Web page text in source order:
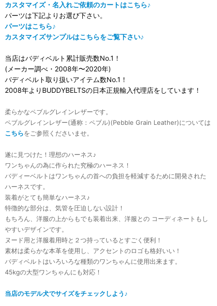
カスタマイズ・名入れご依頼のカートはこちら♪
パーツは下記よりお選び下さい。
パーツはこちら♪
カスタマイズサンプルはこちらをご覧下さい♪
当店はバディベルト累計販売数No.1！
(メーカー調べ・2008年〜2020年)
バディベルト取り扱いアイテム数No.1！
2008年よりBUDDYBELTSの日本正規輸入代理店をしています！
柔らかなペブルグレインレザーです。
ペブルグレインレザー(通称：ペブル)(Pebble Grain Leather)については
こちらをご参照くださいませ。
遂に見つけた！理想のハーネス♪
ワンちゃんの為に作られた究極のハーネス！
バディーベルトはワンちゃんの首への負担を軽減するために開発された
ハーネスです。
装着がとても簡単なハーネス♪
特徴的な部分は、気管を圧迫しない設計！
もちろん、洋服の上からもでも装着出来、洋服との コーディネートもし
やすいデザインです。
ヌード用と洋服着用時と２つ持っているとすごく便利！
素材は柔らかな本革を使用し、アクセントのロゴも格好いい！
バディベルトはいろいろな種類のワンちゃんに使用出来ます。
45kgの大型ワンちゃんにも対応！
当店のモデル犬でサイズをチェックしよう♪